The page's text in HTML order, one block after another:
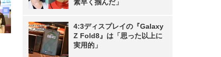
素早く掴んだ」
4:3ディスプレイの『Galaxy
Z Fold8』は「思った以上に
実用的」